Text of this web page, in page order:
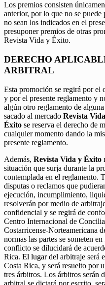
Los premios consisten
anterior, por lo que no se
no sean los indicados en el
presuponer premios de otras
Revista Vida y Éxito.
DERECHO
ARBITRAL
Esta promoción se regirá por el
y por el presente reglamento y
algún otro reglamento de
sacado al mercado Revista
Éxito se reserva el derecho de
cualquier momento dando la
presente reglamento.
Además, Revista Vida y Éxito
situación que surja durante la
contemplada en el reglamento.
disputas o reclamos que
ejecución, incumplimiento,
resolverán por medio de
confidencial y se regirá de
Centro Internacional de
Costarricense-Norteamericana
normas las partes se someten
conflicto se dilucidará de
Rica. El lugar del arbitraje será
Costa Rica, y será resuelto por
tres árbitros. Los árbitros serán
arbitral se dictará por escrito,